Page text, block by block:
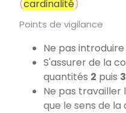
(cardinalité)
Points de vigilance
Ne pas
S'assurer de la
quantités 2 puis 3
Ne pas travailler
que le sens de